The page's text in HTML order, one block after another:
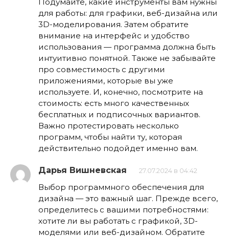
Подумайте, какие инструменты вам нужны
для работы: для графики, веб-дизайна или
3D-моделирования. Затем обратите
внимание на интерфейс и удобство
использования — программа должна быть
интуитивно понятной. Также не забывайте
про совместимость с другими
приложениями, которые вы уже
используете. И, конечно, посмотрите на
стоимость: есть много качественных
бесплатных и подписочных вариантов.
Важно протестировать несколько
программ, чтобы найти ту, которая
действительно подойдет именно вам.
Дарья Вишневская 27.07.2024 в 04:42
Выбор программного обеспечения для
дизайна — это важный шаг. Прежде всего,
определитесь с вашими потребностями:
хотите ли вы работать с графикой, 3D-
моделями или веб-дизайном. Обратите